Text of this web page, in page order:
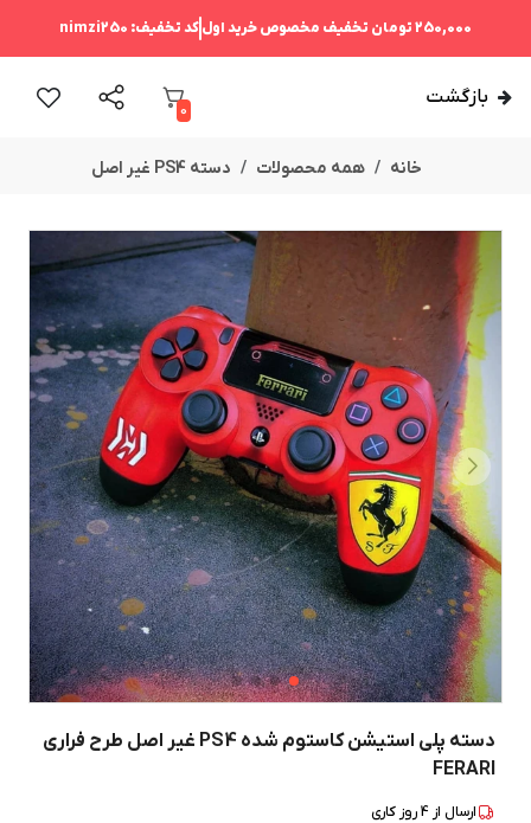
250,000 تومان تخفیف مخصوص خرید اولکد تخفیف: nimzi250
بازگشت
0
خانه همه محصولات دسته PS4 غیر اصل
دسته پلی استیشن کاستوم شده PS4 غیر اصل طرح فراری
FERARI
ارسال از 4روز کاری